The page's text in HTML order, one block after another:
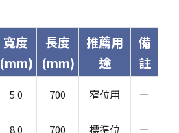
寬度
(mm)
長度
(mm)
推薦用
途
備
註
5.0 700 窄位用 ー
8.0 700
標準位
ー